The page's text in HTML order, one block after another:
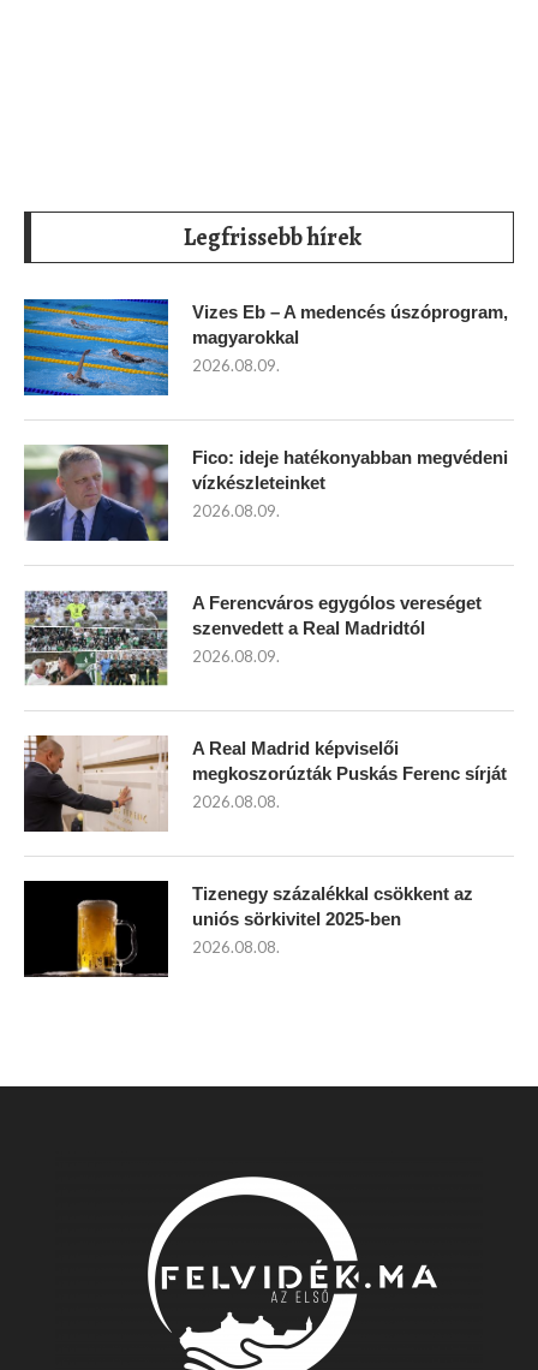
Legfrissebb hírek
Vizes Eb – A medencés úszóprogram,
magyarokkal
2026.08.09.
Fico: ideje hatékonyabban megvédeni
vízkészleteinket
2026.08.09.
A Ferencváros egygólos vereséget
szenvedett a Real Madridtól
2026.08.09.
A Real Madrid képviselői
megkoszorúzták Puskás Ferenc sírját
2026.08.08.
Tizenegy százalékkal csökkent az
uniós sörkivitel 2025-ben
2026.08.08.